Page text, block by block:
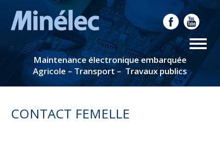
Maintenance électronique embarquée
Agricole – Transport – Travaux publics
CONTACT FEMELLE